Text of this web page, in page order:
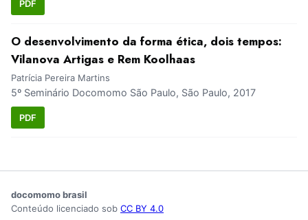
PDF
O desenvolvimento da forma ética, dois tempos:
Vilanova Artigas e Rem Koolhaas
Patrícia Pereira Martins
5º Seminário Docomomo São Paulo, São Paulo, 2017
PDF
docomomo brasil
Conteúdo licenciado sob CC BY 4.0